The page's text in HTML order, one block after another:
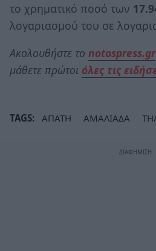
το χρηματικό ποσό των
λογαριασμού του σε
Ακολουθήστε το notospress.gr
μάθετε πρώτοι όλες τις
TAGS: ΑΠΑΤΗ ΑΜΑΛΙΑΔΑ